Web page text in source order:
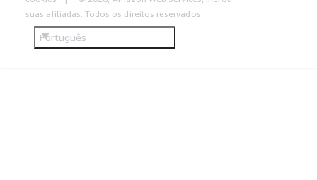
suas afiliadas. Todos os direitos reservados.
Português